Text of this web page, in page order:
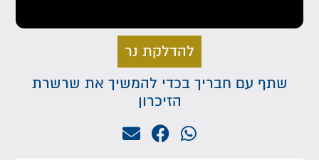
להדלקת נר
שתף עם חבריך בכדי להמשיך את שרשרת
הזיכרון